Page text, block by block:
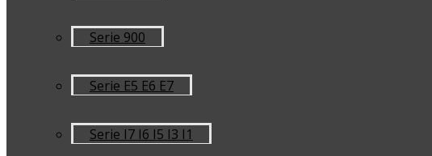
Serie 900
Serie E5 E6 E7
Serie I7 I6 I5 I3 I1